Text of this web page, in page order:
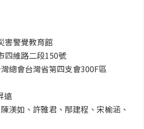
害警覺教育館
四維路二段150號
總會台灣省第四支會300F區
遠
渼如、許雅君、邴建程、宋榆涵、